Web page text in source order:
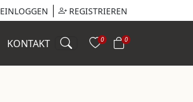
EINLOGGEN REGISTRIEREN
KONTAKT 0 0